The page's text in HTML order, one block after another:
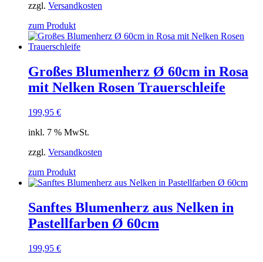
zzgl. Versandkosten
zum Produkt
Großes Blumenherz Ø 60cm in Rosa
mit Nelken Rosen Trauerschleife
199,95 €
inkl. 7 % MwSt.
zzgl. Versandkosten
zum Produkt
Sanftes Blumenherz aus Nelken in
Pastellfarben Ø 60cm
199,95 €